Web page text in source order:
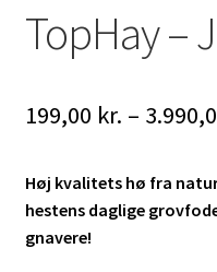
TopHay –
199,00 kr. –
Høj kvalitets hø fra
hestens daglige
gnavere!